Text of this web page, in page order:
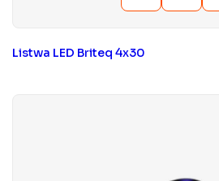
Listwa LED Briteq 4x30